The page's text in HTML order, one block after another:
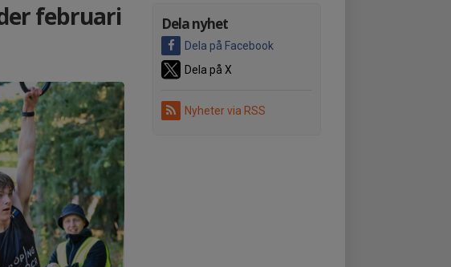
Dela nyhet
Dela på Facebook
Dela på X
Nyheter via RSS
februari